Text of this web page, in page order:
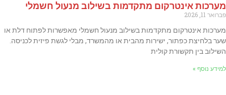
מערכות אינטרקום מתקדמות בשילוב מנעול חשמלי
פברואר 11, 2026
מערכות אינטרקום מתקדמות בשילוב מנעול חשמלי מאפשרות לפתוח דלת או
שער בלחיצת כפתור, ישירות מהבית או מהמשרד, מבלי לגשת פיזית לכניסה.
השילוב בין תקשורת קולית
למידע נוסף »